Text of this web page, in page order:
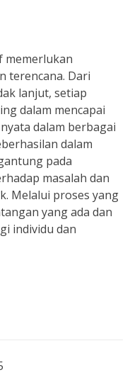
memerlukan
terencana. Dari
lanjut, setiap
dalam mencapai
dalam berbagai
dalam
pada
masalah dan
Melalui proses yang
yang ada dan
individu dan